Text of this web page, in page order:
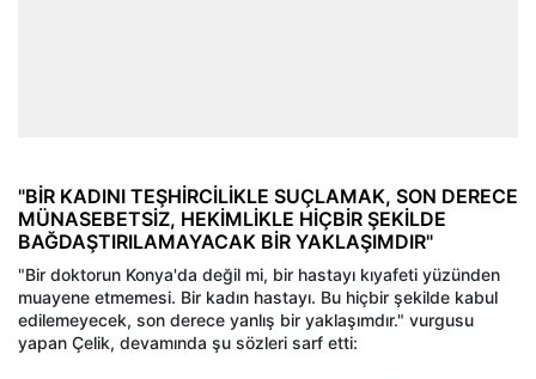
"BİR KADINI TEŞHİRCİLİKLE SUÇLAMAK, SON DERECE
MÜNASEBETSİZ, HEKİMLİKLE HİÇBİR ŞEKİLDE
BAĞDAŞTIRILAMAYACAK BİR YAKLAŞIMDIR"
"Bir doktorun Konya'da değil mi, bir hastayı kıyafeti yüzünden
muayene etmemesi. Bir kadın hastayı. Bu hiçbir şekilde kabul
edilemeyecek, son derece yanlış bir yaklaşımdır." vurgusu
yapan Çelik, devamında şu sözleri sarf etti: